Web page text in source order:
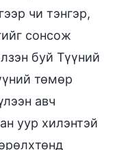
чи тэнгэр,
сонсож
буй Түүний
төмөр
авч
уур хилэнтэй